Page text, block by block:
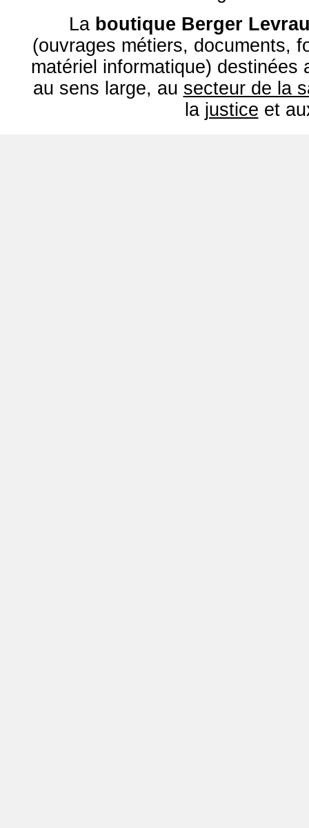
La boutique Berger
(ouvrages métiers, documents,
matériel informatique) destinées
au sens large, au secteur de la
la justice et